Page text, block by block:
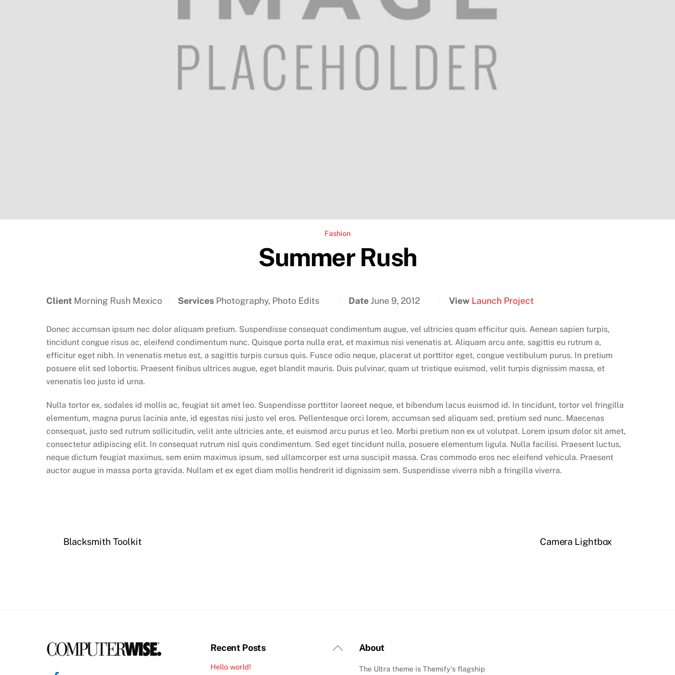
Fashion
Summer Rush
Client Morning Rush Mexico Services Photography, Photo Edits DateJune 9, 2012 View Launch Project
Donec accumsan ipsum nec dolor aliquam pretium. Suspendisse consequat condimentum augue, vel ultricies quam efficitur quis. Aenean sapien turpis,
tincidunt congue risus ac, eleifend condimentum nunc. Quisque porta nulla erat, et maximus nisi venenatis at. Aliquam arcu ante, sagittis eu rutrum a,
efficitur eget nibh. In venenatis metus est, a sagittis turpis cursus quis. Fusce odio neque, placerat ut porttitor eget, congue vestibulum purus. In pretium
posuere elit sed lobortis. Praesent finibus ultrices augue, eget blandit mauris. Duis pulvinar, quam ut tristique euismod, velit turpis dignissim massa, et
venenatis leo justo id urna.
Nulla tortor ex, sodales id mollis ac, feugiat sit amet leo. Suspendisse porttitor laoreet neque, et bibendum lacus euismod id. In tincidunt, tortor vel fringilla
elementum, magna purus lacinia ante, id egestas nisi justo vel eros. Pellentesque orci lorem, accumsan sed aliquam sed, pretium sed nunc. Maecenas
consequat, justo sed rutrum sollicitudin, velit ante ultricies ante, et euismod arcu purus et leo. Morbi pretium non ex ut volutpat. Lorem ipsum dolor sit amet,
consectetur adipiscing elit. In consequat rutrum nisl quis condimentum. Sed eget tincidunt nulla, posuere elementum ligula. Nulla facilisi. Praesent luctus,
neque dictum feugiat maximus, sem enim maximus ipsum, sed ullamcorper est urna suscipit massa. Cras commodo eros nec eleifend vehicula. Praesent
auctor augue in massa porta gravida. Nullam et ex eget diam mollis hendrerit id dignissim sem. Suspendisse viverra nibh a fringilla viverra.
Blacksmith Toolkit Camera Lightbox
Back
Recent Posts
Hello world!
About
The Ultra theme is Themify's flagship